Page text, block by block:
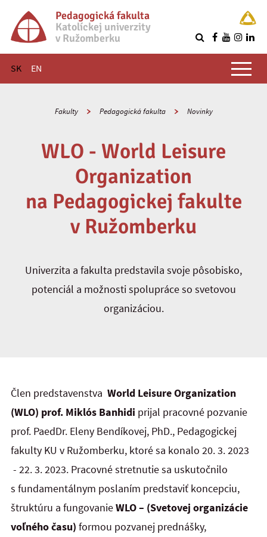
Pedagogická fakulta
Katolíckej univerzity
v Ružomberku
SK EN
Hlavné menu
Fakulty Pedagogická fakulta Novinky
WLO - World Leisure
Organization
na Pedagogickej fakulte
v Ružomberku
Univerzita a fakulta predstavila svoje pôsobisko,
potenciál a možnosti spolupráce so svetovou
organizáciou.
Člen predstavenstva World Leisure Organization
(WLO) prof. Miklós Banhidi prijal pracovné pozvanie
prof. PaedDr. Eleny Bendíkovej, PhD., Pedagogickej
fakulty KU v Ružomberku, ktoré sa konalo 20. 3. 2023
- 22. 3. 2023. Pracovné stretnutie sa uskutočnilo
s fundamentálnym poslaním predstaviť koncepciu,
štruktúru a fungovanieWLO – (Svetovej organizácie
voľného času) formou pozvanej prednášky,